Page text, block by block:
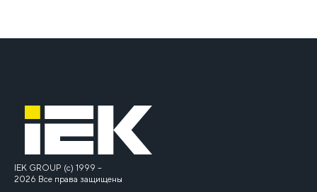
IEK GROUP (c) 1999 –
2026 Все права защищены